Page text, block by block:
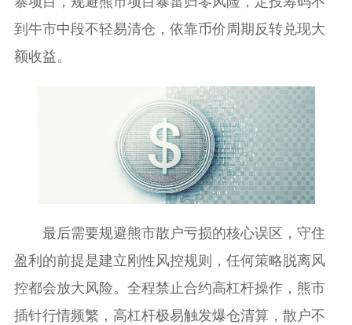
到牛市中段不轻易清仓，依靠币价周期反转兑现大
额收益。
最后需要规避熊市散户亏损的核心误区，守住
盈利的前提是建立刚性风控规则，任何策略脱离风
控都会放大风险。全程禁止合约高杠杆操作，熊市
插针行情频繁，高杠杆极易触发爆仓清算，散户不